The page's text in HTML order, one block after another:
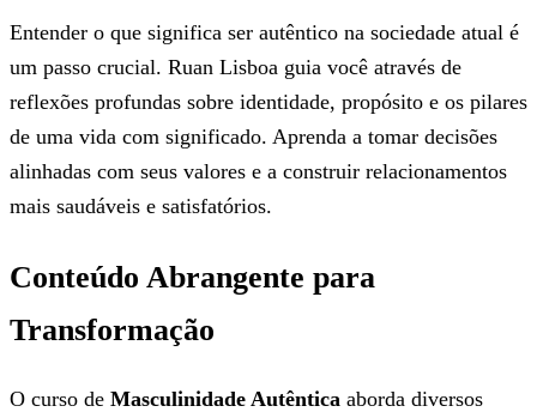
Entender o que significa ser autêntico na sociedade atual é
um passo crucial. Ruan Lisboa guia você através de
reflexões profundas sobre identidade, propósito e os pilares
de uma vida com significado. Aprenda a tomar decisões
alinhadas com seus valores e a construir relacionamentos
mais saudáveis e satisfatórios.
Conteúdo Abrangente para
Transformação
O curso de Masculinidade Autêntica aborda diversos